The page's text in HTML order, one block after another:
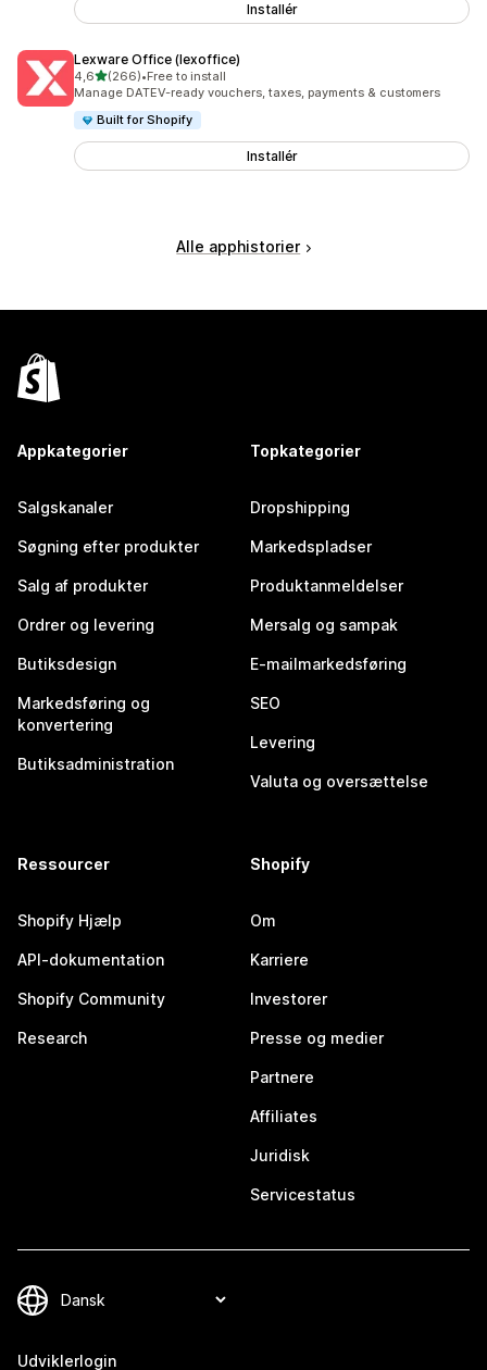
Installér
Lexware Office (lexoffice)
4,6ud af 5 stjerner
(266)
266 anmeldelser i alt
•Free to install
Manage DATEV-ready vouchers, taxes, payments & customers
Built for Shopify
Installér
Alle apphistorier
Appkategorier
Salgskanaler
Søgning efter produkter
Salg af produkter
Ordrer og levering
Butiksdesign
Markedsføring og
konvertering
Butiksadministration
Topkategorier
Dropshipping
Markedspladser
Produktanmeldelser
Mersalg og sampak
E-mailmarkedsføring
SEO
Levering
Valuta og oversættelse
Ressourcer
Shopify Hjælp
API-dokumentation
Shopify Community
Research
Shopify
Om
Karriere
Investorer
Presse og medier
Partnere
Affiliates
Juridisk
Servicestatus
Udviklerlogin